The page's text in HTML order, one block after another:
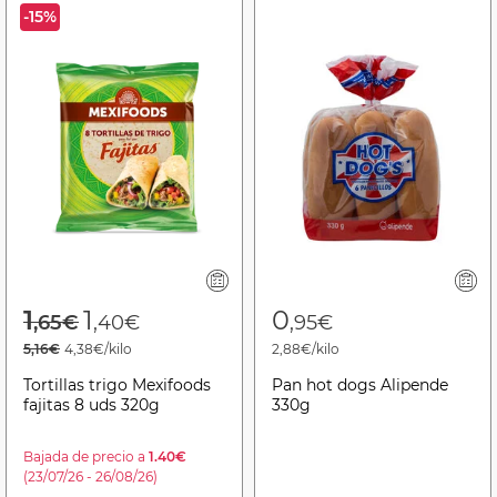
-15%
Price reduced from
1,65€to
1,40€
5,16€ 4,38€/kilo
Tortillas trigo Mexifoods
fajitas 8 uds 320g
Bajada de precio a 1.40€
(23/07/26 - 26/08/26)
0,95€
2,88€/kilo
Pan hot dogs Alipende
330g